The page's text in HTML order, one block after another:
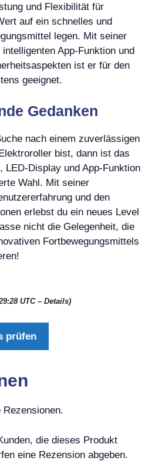
und Flexibilität für
auf ein schnelles und
legen. Mit seiner
App-Funktion und
ist er für den
geeignet.
Gedanken
nach einem zuverlässigen
bist, dann ist das
LED-Display und App-Funktion
Wahl. Mit seiner
und den
erlebst du ein neues Level
nicht die Gelegenheit, die
Fortbewegungsmittels
UTC – Details)
prüfen
die dieses Produkt
eine Rezension abgeben.